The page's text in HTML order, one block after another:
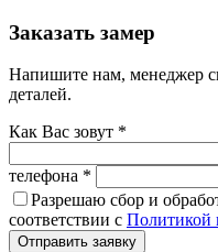
Заказать замер
Напишите нам, менеджер
деталей.
Как Вас зовут *
телефона *
Разрешаю сбор и
соответствии с Политикой
Отправить заявку